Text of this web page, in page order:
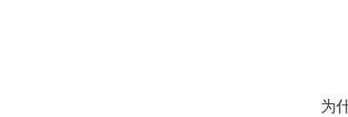
为